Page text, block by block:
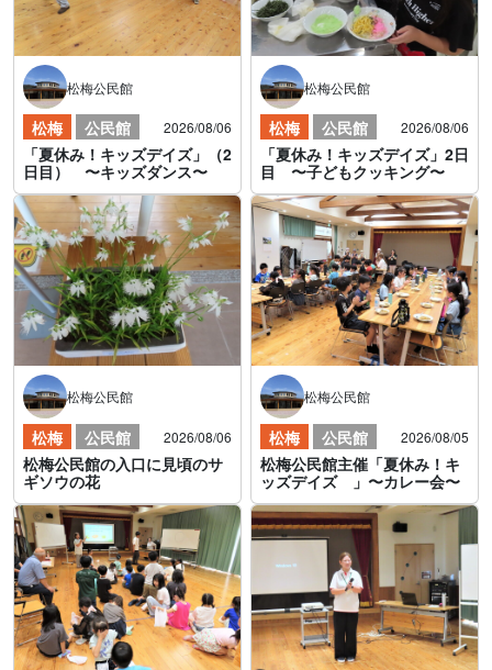
松梅公民館
松梅 公民館 2026/08/06
「夏休み！キッズデイズ」（2
日目） 〜キッズダンス〜
松梅公民館
松梅 公民館 2026/08/06
「夏休み！キッズデイズ」2日
目 〜子どもクッキング〜
松梅公民館
松梅 公民館 2026/08/06
松梅公民館の入口に見頃のサ
ギソウの花
松梅公民館
松梅 公民館 2026/08/05
松梅公民館主催「夏休み！キ
ッズデイズ 」〜カレー会〜